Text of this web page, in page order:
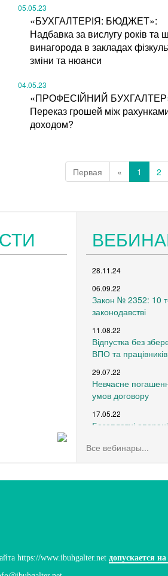
05.05.23
«БУХГАЛТЕРІЯ: БЮДЖЕТ»:
Надбавка за вислугу років та
винагорода в закладах
зміни та нюанси
04.05.23
«ПРОФЕСІЙНИЙ
Переказ грошей між
доходом?
Первая « 1 2
28.11.24
06.09.22
Закон № 2352: 10
законодавстві
11.08.22
Відпустка без
ВПО та
29.07.22
Невчасне
умов договору
17.05.22
Безоплатні
працівниками
Все вебинары...
https://www.ibuhgalter.net допускается